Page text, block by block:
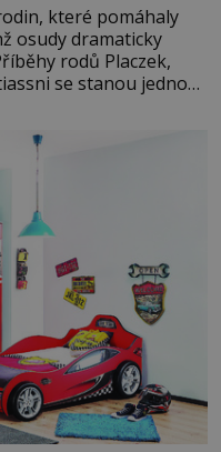
které pomáhaly
osudy dramaticky
rodů Placzek,
se stanou jednou
pamatuje z rodinných